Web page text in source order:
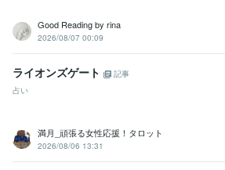
Good Reading by rina
2026/08/07 00:09
ライオンズゲート
記事
占い
満月_頑張る女性応援！タロット
2026/08/06 13:31